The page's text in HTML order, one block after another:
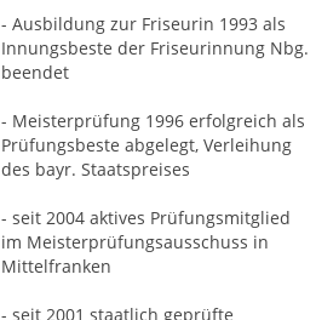
- Ausbildung zur Friseurin 1993 als
Innungsbeste der Friseurinnung Nbg.
beendet
- Meisterprüfung 1996 erfolgreich als
Prüfungsbeste abgelegt, Verleihung
des bayr. Staatspreises
- seit 2004 aktives Prüfungsmitglied
im Meisterprüfungsausschuss in
Mittelfranken
- seit 2001 staatlich geprüfte